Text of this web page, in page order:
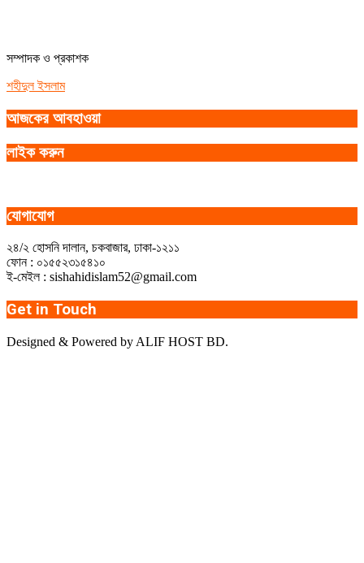
সম্পাদক ও প্রকাশক
শহীদুল ইসলাম
আজকের আবহাওয়া
লাইক করুন
যোগাযোগ
২৪/২ হোসনি দালান, চকবাজার, ঢাকা-১২১১
ফোন : ০১৫৫২৩১৫৪১০
ই-মেইল : sishahidislam52@gmail.com
Get in Touch
Designed & Powered by ALIF HOST BD.